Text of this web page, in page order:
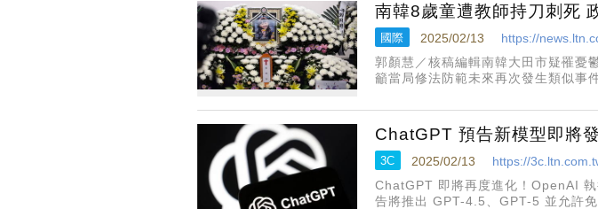
南韓8歲童遭教師持刀刺死
國際 2025/02/13
https://
郭顏慧／核稿編輯南韓大田市疑罹憂
籲當局修法防範未來再次發生類似事
ChatGPT 預告新模型即將
3C 2025/02/13
https://
ChatGPT 即將再度進化！OpenAI
告將推出 GPT-4.5、GPT-5 並允許免